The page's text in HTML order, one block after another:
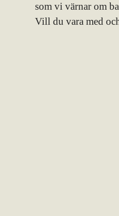
som vi värnar om
Vill du vara med